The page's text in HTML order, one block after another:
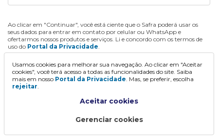
Ao clicar em "Continuar", você está ciente que o Safra poderá usar os
seus dados para entrar em contato por celular ou WhatsApp e
ofertarmos nossos produtos e serviços. Li e concordo com os termos de
uso do Portal da Privacidade.
Continuar
Usamos cookies para melhorar sua navegação. Ao clicar em "Aceitar
cookies", você terá acesso a todas as funcionalidades do site. Saiba
mais em nosso Portal da Privacidade. Mas, se preferir, escolha
rejeitar.
Aceitar cookies
Gerenciar cookies